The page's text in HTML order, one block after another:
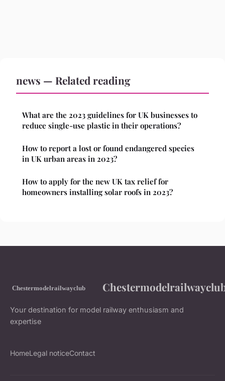
news — Related reading
What are the 2023 guidelines for UK businesses to
reduce single-use plastic in their operations?
How to report a lost or found endangered species
in UK urban areas in 2023?
How to apply for the new UK tax relief for
homeowners installing solar roofs in 2023?
Your destination for model railway enthusiasm and
expertise
HomeLegal noticeContact